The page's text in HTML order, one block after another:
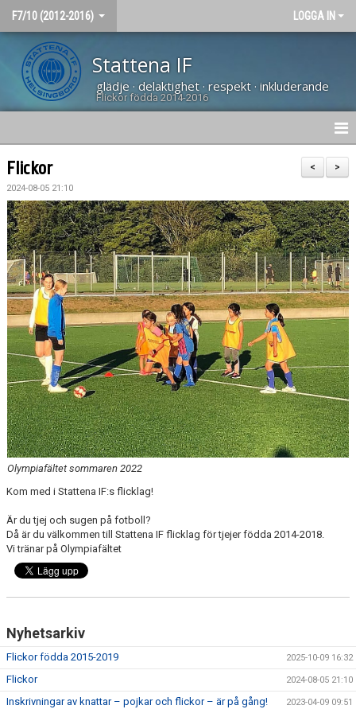
F7/10 (2012-2016) LOGGA IN
Stattena IF
glädje · delaktighet · respekt · inkluderande
Flickor födda 2014-2016
HEM
NYHETER
KALENDER
BÖRJA SPELA
>
<
Flickor
2024-08-05 21:10
Olympiafältet sommaren 2022
Kom med i Stattena IF:s flicklag!
Är du tjej och sugen på fotboll?
Då är du välkommen till Stattena IF flicklag för tjejer födda 2014-2018.
Vi tränar på Olympiafältet
Nyhetsarkiv
Flickor födda 2015-2019 2025-10-09 16:32
Flickor 2024-08-05 21:10
Inskrivningar av knattar – pojkar och flickor – är på gång! 2023-04-09 09:51